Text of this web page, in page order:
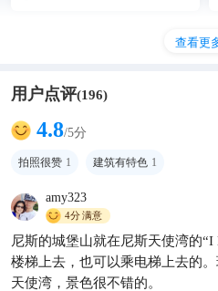
尼斯天使湾｜南法果冻海，保
姆级真实游玩攻略
查看更
用户点评(196)
4.8/5分
拍照很赞 1 建筑有特色 1
amy323
4分满意
尼斯的城堡山就在尼斯天使湾的
楼梯上去，也可以乘电梯上去的
天使湾，景色很不错的。